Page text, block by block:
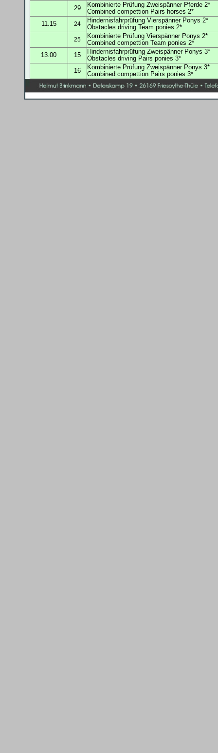
29
Kombinierte Prüfung Zweispänner Pferde 2*
Combined compettion Pairs horses 2*
11.15
24 Hindernisfahrprüfung Vierspänner Ponys 2*
Obstacles driving Team ponies 2*
25
Kombinierte Prüfung Vierspänner Ponys 2*
Combined compettion Team ponies 2*
13.00
15 Hindernisfahrprüfung Zweispänner Ponys 3*
Obstacles driving Pairs ponies 3*
16
Kombinierte Prüfung Zweispänner Ponys 3*
Combined compettion Pairs ponies 3*